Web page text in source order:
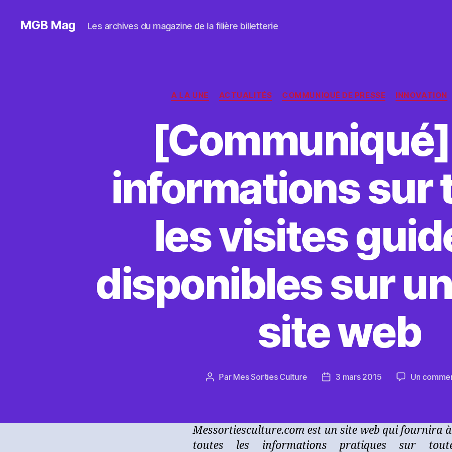
MGB Mag Les archives du magazine de la filière billetterie
Catégories
A LA UNE ACTUALITÉS COMMUNIQUÉ DE PRESSE INNOVATION
informations sur
les visites
disponibles sur
site web
Auteur
Par Mes Sorties Culture
Date3 mars 2015 Un
Messortiesculture.com est un site web qui fournira
toutes les informations pratiques sur